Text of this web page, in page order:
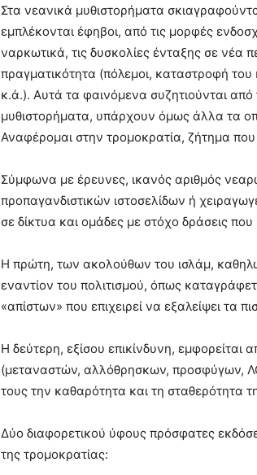
Στα νεανικά μυθιστορήματα
εμπλέκονται έφηβοι, από τις μορφές
ναρκωτικά, τις δυσκολίες ένταξης σε νέα
πραγματικότητα (πόλεμοι, καταστροφή του
κ.ά.). Αυτά τα φαινόμενα συζητιούνται
μυθιστορήματα, υπάρχουν όμως άλλα τα
Αναφέρομαι στην τρομοκρατία, ζήτημα που
Σύμφωνα με έρευνες, ικανός αριθμός
προπαγανδιστικών ιστοσελίδων ή
σε δίκτυα και ομάδες με στόχο δράσεις
Η πρώτη, των ακολούθων του ισλάμ,
εναντίον του πολιτισμού, όπως
«απίστων» που επιχειρεί να εξαλείψει τα
Η δεύτερη, εξίσου επικίνδυνη, εμφορείται
(μεταναστών, αλλόθρησκων, προσφύγων,
τους την καθαρότητα και τη σταθερότητα
Δύο διαφορετικού ύφους πρόσφατες
της τρομοκρατίας: